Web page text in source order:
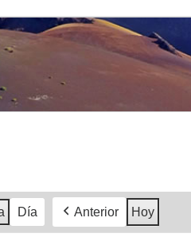
Día Anterior Hoy